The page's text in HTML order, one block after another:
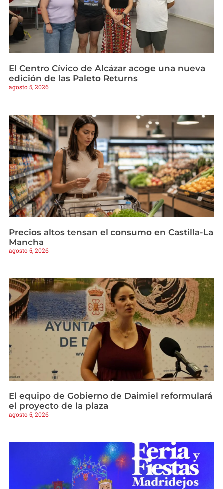
El Centro Cívico de Alcázar acoge una nueva
edición de las Paleto Returns
agosto 5, 2026
Precios altos tensan el consumo en Castilla-La
Mancha
agosto 5, 2026
El equipo de Gobierno de Daimiel reformulará
el proyecto de la plaza
agosto 5, 2026